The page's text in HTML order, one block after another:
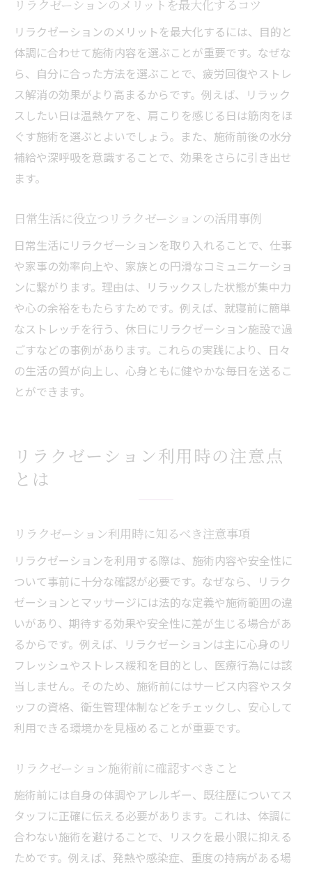
リラクゼーションのメリットを最大化するコツ
リラクゼーションのメリットを最大化するには、目的と
体調に合わせて施術内容を選ぶことが重要です。なぜな
ら、自分に合った方法を選ぶことで、疲労回復やストレ
ス解消の効果がより高まるからです。例えば、リラック
スしたい日は温熱ケアを、肩こりを感じる日は筋肉をほ
ぐす施術を選ぶとよいでしょう。また、施術前後の水分
補給や深呼吸を意識することで、効果をさらに引き出せ
ます。
日常生活に役立つリラクゼーションの活用事例
日常生活にリラクゼーションを取り入れることで、仕事
や家事の効率向上や、家族との円滑なコミュニケーショ
ンに繋がります。理由は、リラックスした状態が集中力
や心の余裕をもたらすためです。例えば、就寝前に簡単
なストレッチを行う、休日にリラクゼーション施設で過
ごすなどの事例があります。これらの実践により、日々
の生活の質が向上し、心身ともに健やかな毎日を送るこ
とができます。
リラクゼーション利用時の注意点
とは
リラクゼーション利用時に知るべき注意事項
リラクゼーションを利用する際は、施術内容や安全性に
ついて事前に十分な確認が必要です。なぜなら、リラク
ゼーションとマッサージには法的な定義や施術範囲の違
いがあり、期待する効果や安全性に差が生じる場合があ
るからです。例えば、リラクゼーションは主に心身のリ
フレッシュやストレス緩和を目的とし、医療行為には該
当しません。そのため、施術前にはサービス内容やスタ
ッフの資格、衛生管理体制などをチェックし、安心して
利用できる環境かを見極めることが重要です。
リラクゼーション施術前に確認すべきこと
施術前には自身の体調やアレルギー、既往歴についてス
タッフに正確に伝える必要があります。これは、体調に
合わない施術を避けることで、リスクを最小限に抑える
ためです。例えば、発熱や感染症、重度の持病がある場